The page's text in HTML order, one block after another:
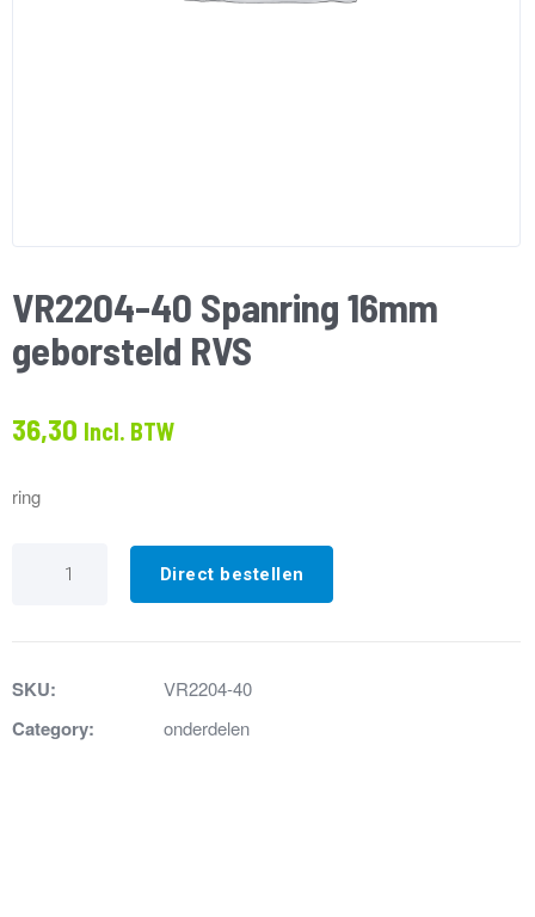
VR2204-40 Spanring 16mm
geborsteld RVS
36,30 Incl. BTW
ring
aantal
Direct bestellen
SKU: VR2204-40
Category: onderdelen